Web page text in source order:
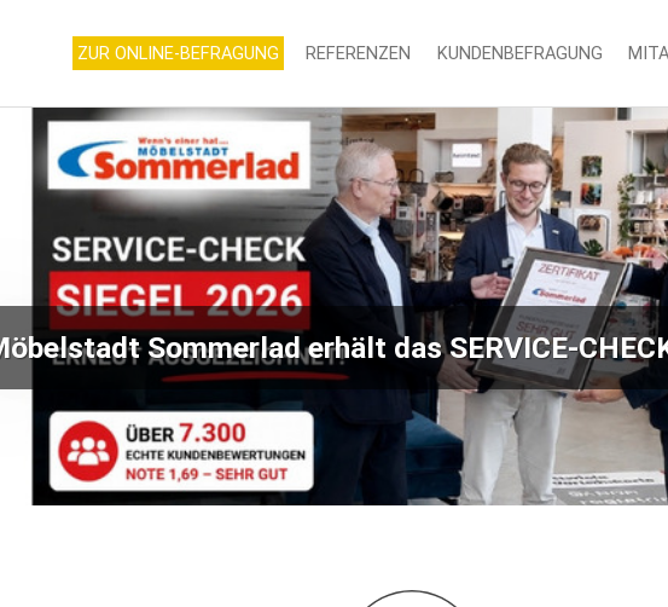
ZUR ONLINE-BEFRAGUNG REFERENZEN KUNDENBEFRAGUNG
Sommerlad erhält das SERVICE-